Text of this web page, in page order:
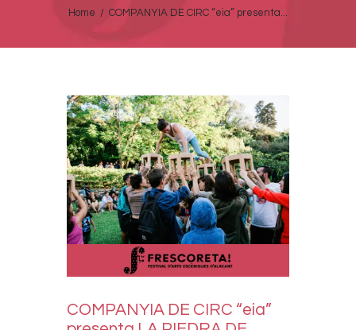
Home COMPANYIA DE CIRC “eia” presenta...
COMPANYIA DE CIRC “eia”